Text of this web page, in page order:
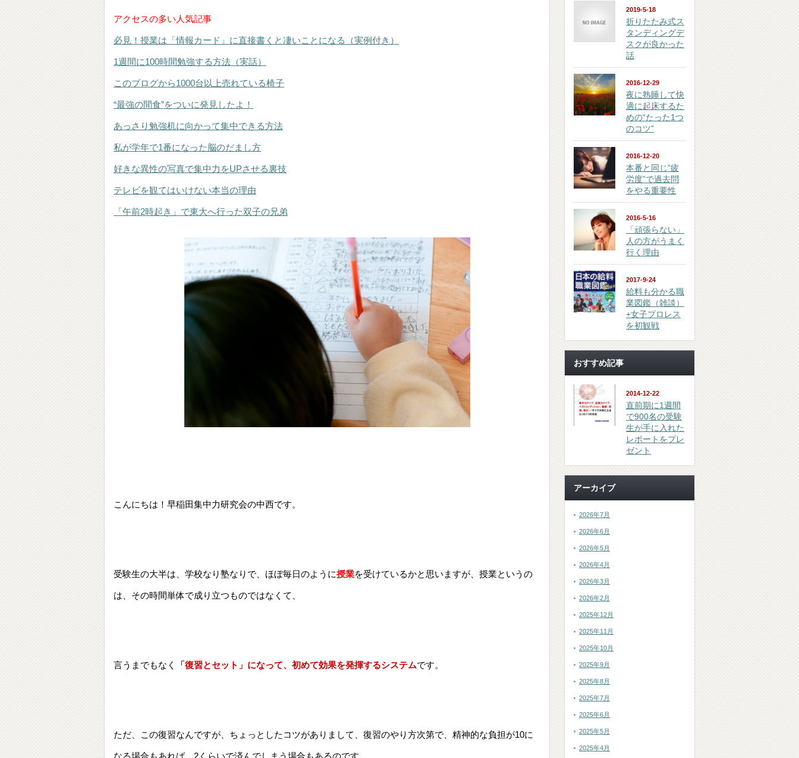
アクセスの多い人気記事
必見！授業は「情報カード」に直接書くと凄いことになる（実例付き）
1週間に100時間勉強する方法（実話）
このブログから1000台以上売れている椅子
“最強の間食”をついに発見したよ！
あっさり勉強机に向かって集中できる方法
私が学年で1番になった脳のだまし方
好きな異性の写真で集中力をUPさせる裏技
テレビを観てはいけない本当の理由
「午前2時起き」で東大へ行った双子の兄弟
こんにちは！早稲田集中力研究会の中西です。
受験生の大半は、学校なり塾なりで、ほぼ毎日のように授業を受けているかと思いますが、授業というの
は、その時間単体で成り立つものではなくて、
言うまでもなく 「復習とセット」になって、初めて効果を発揮するシステムです。
ただ、この復習なんですが、ちょっとしたコツがありまして、復習のやり方次第で、精神的な負担が10に
なる場合もあれば、2くらいで済んでしまう場合もあるのです。
2019-5-18
折りたたみ式ス
タンディングデ
スクが良かった
話
2016-12-29
夜に熟睡して快
適に起床するた
めの“たった1つ
のコツ”
2016-12-20
本番と同じ”疲
労度”で過去問
をやる重要性
2016-5-16
「頑張らない」
人の方がうまく
行く理由
2017-9-24
給料も分かる職
業図鑑（雑談）
+女子プロレス
を初観戦
おすすめ記事
2014-12-22
直前期に1週間
で900名の受験
生が手に入れた
レポートをプレ
ゼント
アーカイブ
2026年7月
2026年6月
2026年5月
2026年4月
2026年3月
2026年2月
2025年12月
2025年11月
2025年10月
2025年9月
2025年8月
2025年7月
2025年6月
2025年5月
2025年4月